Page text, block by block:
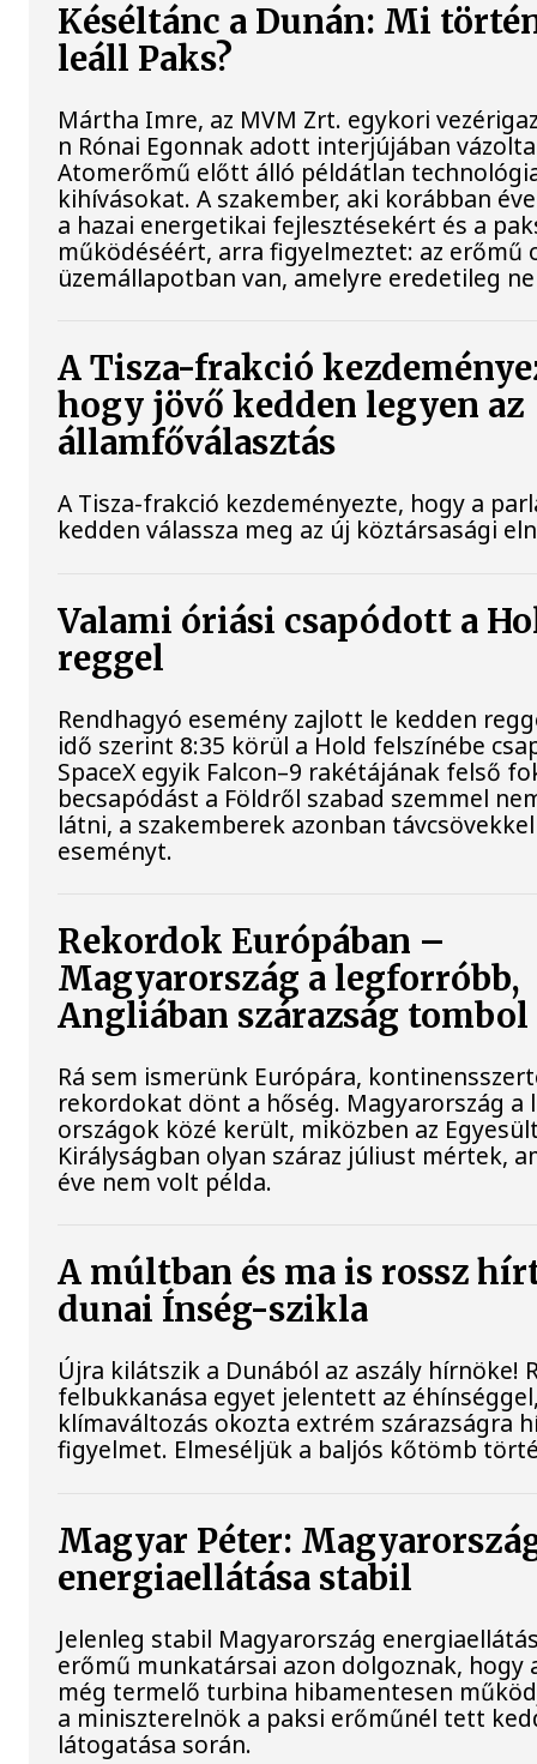
Késéltánc a Dunán: Mi
leáll Paks?
Mártha Imre, az MVM Zrt. egykori
n Rónai Egonnak adott interjújában
Atomerőmű előtt álló példátlan
kihívásokat. A szakember, aki korábban
a hazai energetikai fejlesztésekért és a
működéséért, arra figyelmeztet: az erőmű
üzemállapotban van, amelyre eredetileg
A Tisza-frakció
hogy jövő kedden legyen az
államfőválasztás
A Tisza-frakció kezdeményezte, hogy a
kedden válassza meg az új köztársasági
Valami óriási csapódott a
reggel
Rendhagyó esemény zajlott le kedden
idő szerint 8:35 körül a Hold felszínébe
SpaceX egyik Falcon–9 rakétájának felső
becsapódást a Földről szabad szemmel
látni, a szakemberek azonban
eseményt.
Rekordok Európában –
Magyarország a legforróbb,
Angliában szárazság tombol
Rá sem ismerünk Európára,
rekordokat dönt a hőség. Magyarország
országok közé került, miközben az
Királyságban olyan száraz júliust mértek,
éve nem volt példa.
A múltban és ma is rossz
dunai Ínség-szikla
Újra kilátszik a Dunából az aszály hírnöke!
felbukkanása egyet jelentett az
klímaváltozás okozta extrém szárazságra
figyelmet. Elmeséljük a baljós kőtömb
Magyar Péter:
energiaellátása stabil
Jelenleg stabil Magyarország
erőmű munkatársai azon dolgoznak, hogy
még termelő turbina hibamentesen
a miniszterelnök a paksi erőműnél tett
látogatása során.